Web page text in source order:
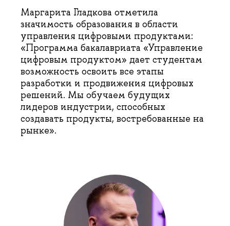
Маргарита Гладкова отметила
значимость образования в области
управления цифровыми продуктами:
«Программа бакалавриата «Управление
цифровым продуктом» дает студентам
возможность освоить все этапы
разработки и продвижения цифровых
решений. Мы обучаем будущих
лидеров индустрии, способных
создавать продукты, востребованные на
рынке».